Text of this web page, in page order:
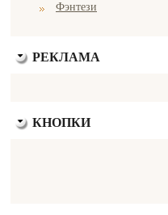
Фэнтези
РЕКЛАМА
КНОПКИ